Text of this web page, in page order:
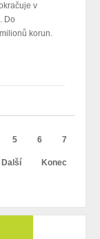
v
Do
korun.
5 6 7
Další Konec